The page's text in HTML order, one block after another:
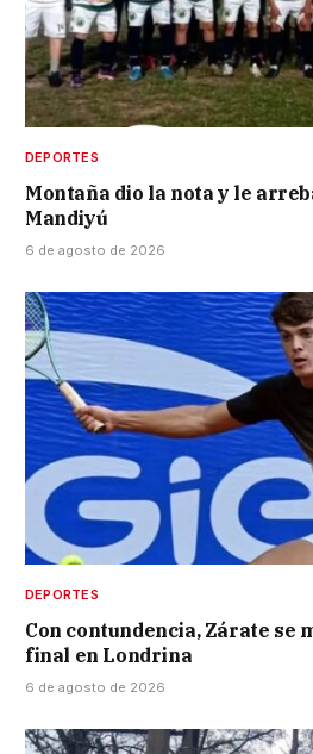
DEPORTES
Montaña dio la nota y le
Mandiyú
6 de agosto de 2026
DEPORTES
Con contundencia, Zárate se
final en Londrina
6 de agosto de 2026